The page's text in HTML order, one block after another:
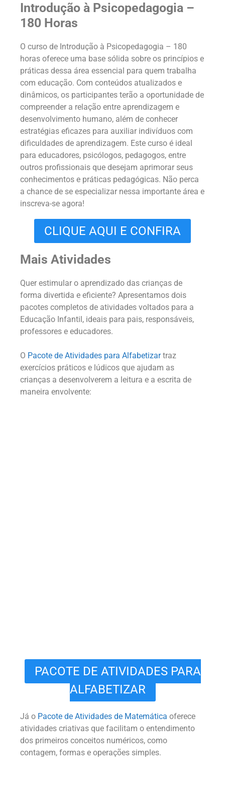
Introdução à Psicopedagogia –
180 Horas
O curso de Introdução à Psicopedagogia – 180
horas oferece uma base sólida sobre os princípios e
práticas dessa área essencial para quem trabalha
com educação. Com conteúdos atualizados e
dinâmicos, os participantes terão a oportunidade de
compreender a relação entre aprendizagem e
desenvolvimento humano, além de conhecer
estratégias eficazes para auxiliar indivíduos com
dificuldades de aprendizagem. Este curso é ideal
para educadores, psicólogos, pedagogos, entre
outros profissionais que desejam aprimorar seus
conhecimentos e práticas pedagógicas. Não perca
a chance de se especializar nessa importante área e
inscreva-se agora!
CLIQUE AQUI E CONFIRA
Mais Atividades
Quer estimular o aprendizado das crianças de
forma divertida e eficiente? Apresentamos dois
pacotes completos de atividades voltados para a
Educação Infantil, ideais para pais, responsáveis,
professores e educadores.
O Pacote de Atividades para Alfabetizartraz
exercícios práticos e lúdicos que ajudam as
crianças a desenvolverem a leitura e a escrita de
maneira envolvente:
PACOTE DE ATIVIDADES PARA
ALFABETIZAR
Já o Pacote de Atividades de Matemática oferece
atividades criativas que facilitam o entendimento
dos primeiros conceitos numéricos, como
contagem, formas e operações simples.